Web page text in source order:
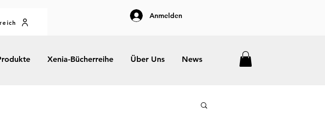
Anmelden
Xenia-Bücherreihe Über Uns News